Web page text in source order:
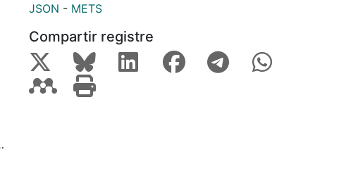
JSON - METS
Compartir registre